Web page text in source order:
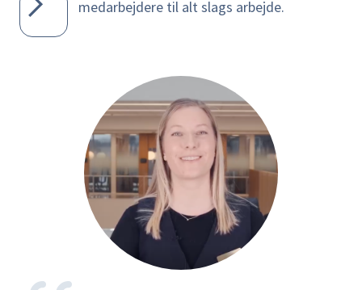
medarbejdere til alt slags arbejde.